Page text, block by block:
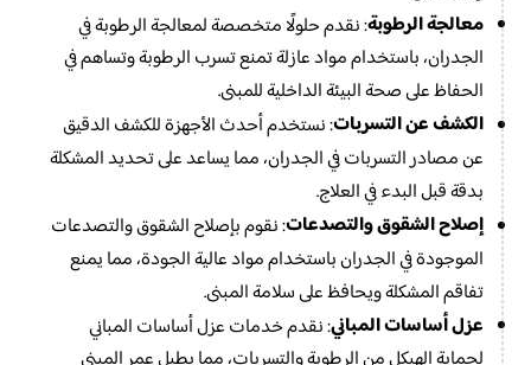
معالجة الرطوبة: نقدم حلولًا متخصصة لمعالجة الرطوبة في
الجدران، باستخدام مواد عازلة تمنع تسرب الرطوبة وتساهم في
الحفاظ على صحة البيئة الداخلية للمبنى.
الكشف عن التسربات: نستخدم أحدث الأجهزة للكشف الدقيق
عن مصادر التسربات في الجدران، مما يساعد على تحديد المشكلة
بدقة قبل البدء في العلاج.
إصلاح الشقوق والتصدعات: نقوم بإصلاح الشقوق والتصدعات
الموجودة في الجدران باستخدام مواد عالية الجودة، مما يمنع
تفاقم المشكلة ويحافظ على سلامة المبنى.
عزل أساسات المباني: نقدم خدمات عزل أساسات المباني